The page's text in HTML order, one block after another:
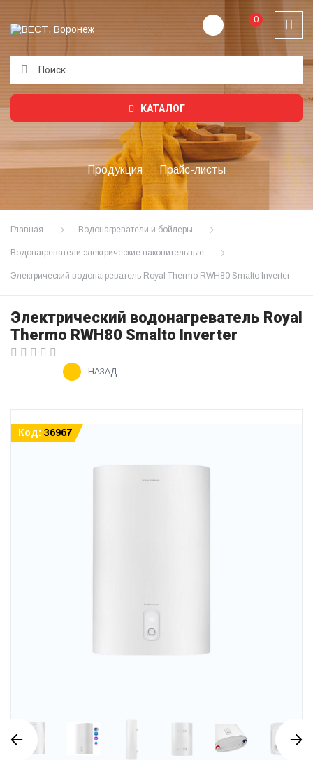
0
КАТАЛОГ
Продукция Прайс-листы
Главная Водонагреватели и бойлеры
Водонагреватели электрические накопительные
Электрический водонагреватель Royal Thermo RWH80 Smalto Inverter
Электрический водонагреватель Royal
Thermo RWH80 Smalto Inverter
НАЗАД
Код: 36967